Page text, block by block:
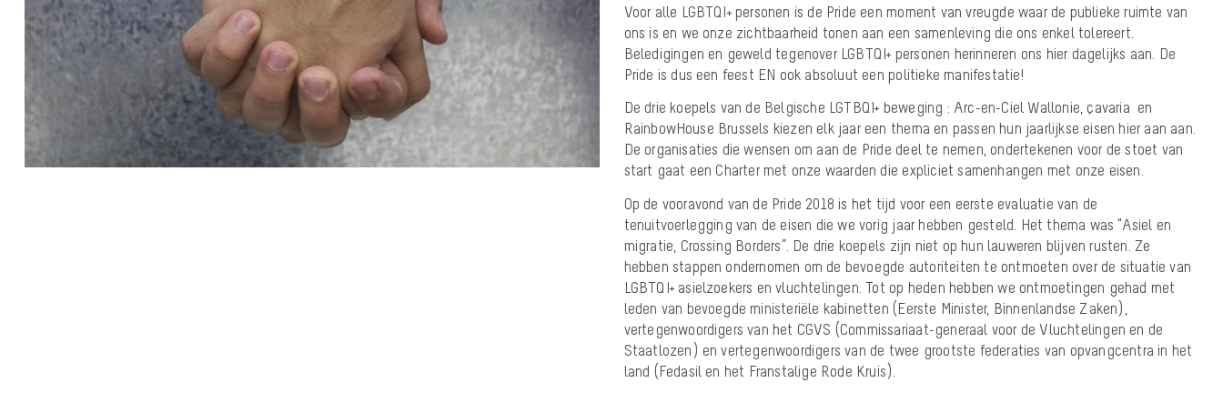
Voor alle LGBTQI+ personen is de Pride een moment van vreugde waar de publieke ruimte van
ons is en we onze zichtbaarheid tonen aan een samenleving die ons enkel tolereert.
Beledigingen en geweld tegenover LGBTQI+ personen herinneren ons hier dagelijks aan. De
Pride is dus een feest EN ook absoluut een politieke manifestatie!
De drie koepels van de Belgische LGTBQI+ beweging : Arc-en-Ciel Wallonie, çavaria en
RainbowHouse Brussels kiezen elk jaar een thema en passen hun jaarlijkse eisen hier aan aan.
De organisaties die wensen om aan de Pride deel te nemen, ondertekenen voor de stoet van
start gaat een Charter met onze waarden die expliciet samenhangen met onze eisen.
Op de vooravond van de Pride 2018 is het tijd voor een eerste evaluatie van de
tenuitvoerlegging van de eisen die we vorig jaar hebben gesteld. Het thema was “Asiel en
migratie, Crossing Borders”. De drie koepels zijn niet op hun lauweren blijven rusten. Ze
hebben stappen ondernomen om de bevoegde autoriteiten te ontmoeten over de situatie van
LGBTQI+ asielzoekers en vluchtelingen. Tot op heden hebben we ontmoetingen gehad met
leden van bevoegde ministeriële kabinetten (Eerste Minister, Binnenlandse Zaken),
vertegenwoordigers van het CGVS (Commissariaat-generaal voor de Vluchtelingen en de
Staatlozen) en vertegenwoordigers van de twee grootste federaties van opvangcentra in het
land (Fedasil en het Franstalige Rode Kruis).